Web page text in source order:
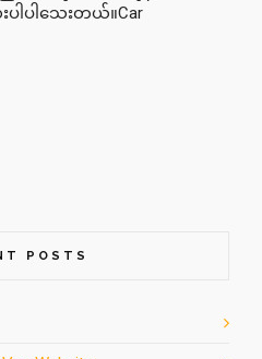
ပါပါသေးတယ်။Car
POSTS